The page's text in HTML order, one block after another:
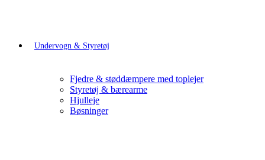
Undervogn & Styretøj
Fjedre & støddæmpere med toplejer
Styretøj & bærearme
Hjulleje
Bøsninger